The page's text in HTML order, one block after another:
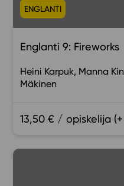
ENGLANTI
Englanti 9: Fireworks
Heini Karpuk Manna
Mäkinen
13,50 € / opiskelija (+